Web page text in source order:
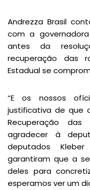
Andrezza Brasil
com a
antes da
recuperação das
Estadual se
“E os nossos
justificativa de que
Recuperação das
agradecer à
deputados
garantiram que a
deles para
esperamos ver um